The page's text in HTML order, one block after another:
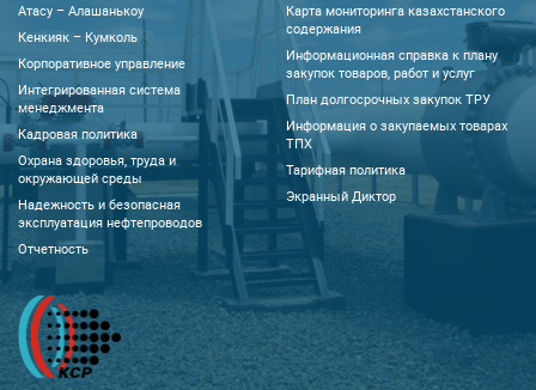
Атасу – Алашанькоу
Кенкияк – Кумколь
Корпоративное управление
Интегрированная система
менеджмента
Кадровая политика
Охрана здоровья, труда и
окружающей среды
Надежность и безопасная
эксплуатация нефтепроводов
Отчетность
Карта мониторинга казахстанского
содержания
Информационная справка к плану
закупок товаров, работ и услуг
План долгосрочных закупок ТРУ
Информация о закупаемых товарах
ТПХ
Тарифная политика
Экранный Диктор